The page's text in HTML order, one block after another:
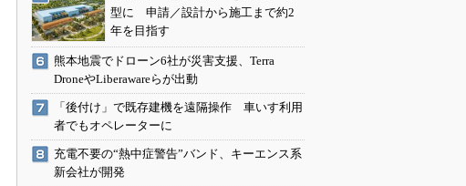
型に 申請／設計から施工まで約2
年を目指す
熊本地震でドローン6社が災害支援、Terra
DroneやLiberawareらが出動
「後付け」で既存建機を遠隔操作 車いす利用
者でもオペレーターに
充電不要の“熱中症警告”バンド、キーエンス系
新会社が開発